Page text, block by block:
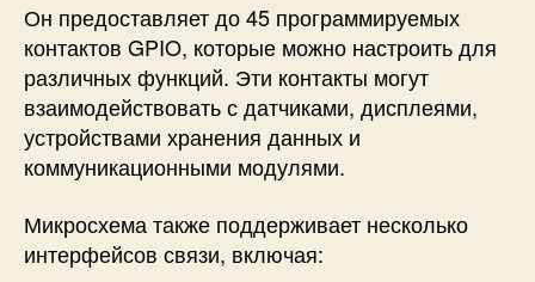
Он предоставляет до 45 программируемых
контактов GPIO, которые можно настроить для
различных функций. Эти контакты могут
взаимодействовать с датчиками, дисплеями,
устройствами хранения данных и
коммуникационными модулями.
Микросхема также поддерживает несколько
интерфейсов связи, включая: